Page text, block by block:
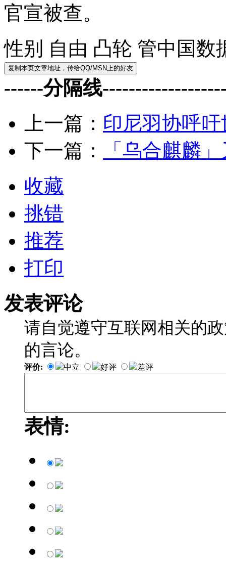
官宣被查。
性别 自由 凸轮 管中国数
------分隔线
上一篇： 印尼羽协呼
下一篇：
「乌合麒麟
收藏
挑错
推荐
打印
发表评论
请自觉遵守互联网相关的
的言论。
评价: 中立 好评 差评
表情: